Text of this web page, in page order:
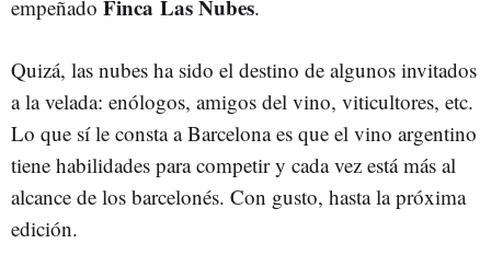
empeñado Finca Las Nubes.
Quizá, las nubes ha sido el destino de algunos invitados
a la velada: enólogos, amigos del vino, viticultores, etc.
Lo que sí le consta a Barcelona es que el vino argentino
tiene habilidades para competir y cada vez está más al
alcance de los barcelonés. Con gusto, hasta la próxima
edición.